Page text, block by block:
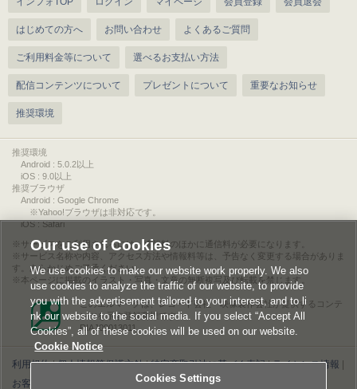
はじめての方へ お問い合わせ よくあるご質問
ご利用料金等について 選べるお支払い方法
配信コンテンツについて プレゼントについて 重要なお知らせ
推奨環境
推奨環境
Android : 5.0.2以上
iOS : 9.0以上
推奨ブラウザ
Android : Google Chrome
※Yahoo!ブラウザは非対応です。
iOS : Safari
サービスをご利用されるには、情報料のほかに通信料が必要になります。
サービス名称や内容、アクセス方法や情報料等は、予告なく変更する場合がありま
す。あらかじめご了承ください。
本ページに掲載のイラスト・写真・文章の無断複写及び転載を禁じます。
このエルマークは、レコード会社・映像製作会社が提供するコンテ
ンツを示す登録商標です。
RIAJ00013011
利用規約|個人情報等保護方針|特定商取引法に基づく表記|ライセンス情報
お客様情報の外部送信について|Cookies Settings
Our use of Cookies
We use cookies to make our website work properly. We also
use cookies to analyze the traffic of our website, to provide
you with the advertisement tailored to your interest, and to li
nk our website to the social media. If you select “Accept All
Cookies”, all of these cookies will be used on our website.
Cookie Notice
Cookies Settings